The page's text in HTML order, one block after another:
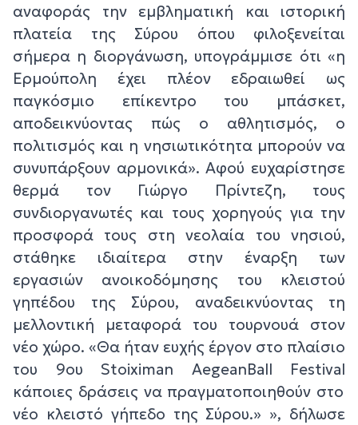
αναφοράς την εμβληματική και ιστορική
πλατεία της Σύρου όπου φιλοξενείται
σήμερα η διοργάνωση, υπογράμμισε ότι «η
Ερμούπολη έχει πλέον εδραιωθεί ως
παγκόσμιο επίκεντρο του μπάσκετ,
αποδεικνύοντας πώς ο αθλητισμός, ο
πολιτισμός και η νησιωτικότητα μπορούν να
συνυπάρξουν αρμονικά». Αφού ευχαρίστησε
θερμά τον Γιώργο Πρίντεζη, τους
συνδιοργανωτές και τους χορηγούς για την
προσφορά τους στη νεολαία του νησιού,
στάθηκε ιδιαίτερα στην έναρξη των
εργασιών ανοικοδόμησης του κλειστού
γηπέδου της Σύρου, αναδεικνύοντας τη
μελλοντική μεταφορά του τουρνουά στον
νέο χώρο. «Θα ήταν ευχής έργον στο πλαίσιο
του 9ου Stoiximan AegeanBall
Festival
κάποιες δράσεις να πραγματοποιηθούν στο
νέο κλειστό γήπεδο της Σύρου.» », δήλωσε